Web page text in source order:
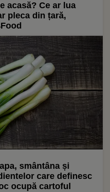
acasă? Ce ar lua
pleca din țară,
smântâna și
care definesc
ocupă cartoful